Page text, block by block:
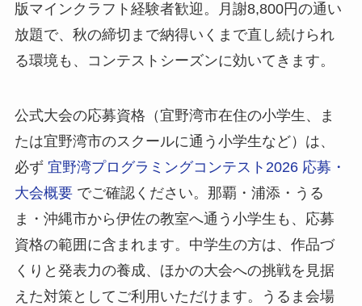
版マインクラフト経験者歓迎。月謝8,800円の通い
放題で、秋の締切まで納得いくまで直し続けられ
る環境も、コンテストシーズンに効いてきます。
公式大会の応募資格（宜野湾市在住の小学生、ま
たは宜野湾市のスクールに通う小学生など）は、
必ず 宜野湾プログラミングコンテスト2026 応募・
大会概要でご確認ください。那覇・浦添・うる
ま・沖縄市から伊佐の教室へ通う小学生も、応募
資格の範囲に含まれます。中学生の方は、作品づ
くりと発表力の養成、ほかの大会への挑戦を見据
えた対策としてご利用いただけます。うるま会場